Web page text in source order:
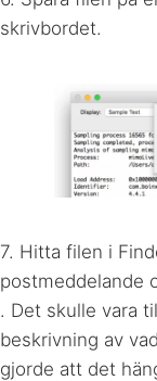
skrivbordet.
7. Hitta filen i
postmeddelande
. Det skulle vara
beskrivning av
gjorde att det